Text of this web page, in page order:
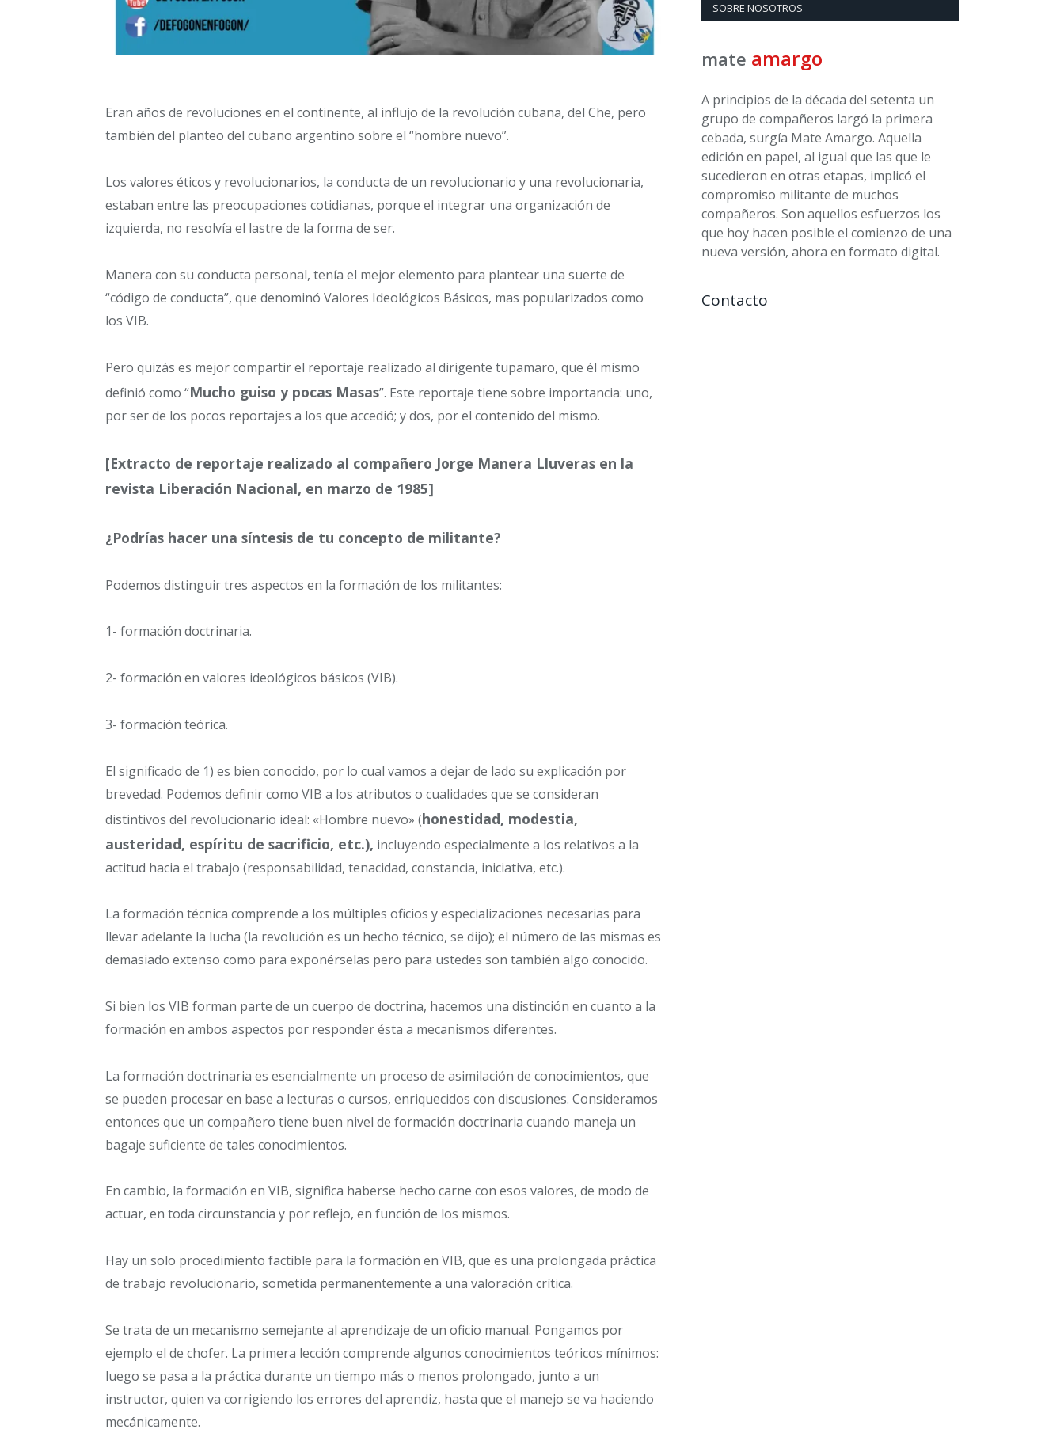
Eran años de revoluciones en el continente, al influjo de la revolución cubana, del Che, pero
también del planteo del cubano argentino sobre el “hombre nuevo”.
Los valores éticos y revolucionarios, la conducta de un revolucionario y una revolucionaria,
estaban entre las preocupaciones cotidianas, porque el integrar una organización de
izquierda, no resolvía el lastre de la forma de ser.
Manera con su conducta personal, tenía el mejor elemento para plantear una suerte de
“código de conducta”, que denominó Valores Ideológicos Básicos, mas popularizados como
los VIB.
Pero quizás es mejor compartir el reportaje realizado al dirigente tupamaro, que él mismo
definió como “Mucho guiso y pocas Masas”. Este reportaje tiene sobre importancia: uno,
por ser de los pocos reportajes a los que accedió; y dos, por el contenido del mismo.
[Extracto de reportaje realizado al compañero Jorge Manera Lluveras en la
revista Liberación Nacional, en marzo de 1985]
¿Podrías hacer una síntesis de tu concepto de militante?
Podemos distinguir tres aspectos en la formación de los militantes:
1- formación doctrinaria.
2- formación en valores ideológicos básicos (VIB).
3- formación teórica.
El significado de 1) es bien conocido, por lo cual vamos a dejar de lado su explicación por
brevedad. Podemos definir como VIB a los atributos o cualidades que se consideran
distintivos del revolucionario ideal: «Hombre nuevo» (honestidad, modestia,
austeridad, espíritu de sacrificio, etc.), incluyendo especialmente a los relativos a la
actitud hacia el trabajo (responsabilidad, tenacidad, constancia, iniciativa, etc.).
La formación técnica comprende a los múltiples oficios y especializaciones necesarias para
llevar adelante la lucha (la revolución es un hecho técnico, se dijo); el número de las mismas es
demasiado extenso como para exponérselas pero para ustedes son también algo conocido.
Si bien los VIB forman parte de un cuerpo de doctrina, hacemos una distinción en cuanto a la
formación en ambos aspectos por responder ésta a mecanismos diferentes.
La formación doctrinaria es esencialmente un proceso de asimilación de conocimientos, que
se pueden procesar en base a lecturas o cursos, enriquecidos con discusiones. Consideramos
entonces que un compañero tiene buen nivel de formación doctrinaria cuando maneja un
bagaje suficiente de tales conocimientos.
En cambio, la formación en VIB, significa haberse hecho carne con esos valores, de modo de
actuar, en toda circunstancia y por reflejo, en función de los mismos.
Hay un solo procedimiento factible para la formación en VIB, que es una prolongada práctica
de trabajo revolucionario, sometida permanentemente a una valoración crítica.
Se trata de un mecanismo semejante al aprendizaje de un oficio manual. Pongamos por
ejemplo el de chofer. La primera lección comprende algunos conocimientos teóricos mínimos:
luego se pasa a la práctica durante un tiempo más o menos prolongado, junto a un
instructor, quien va corrigiendo los errores del aprendiz, hasta que el manejo se va haciendo
mecánicamente.
SOBRE NOSOTROS
mate amargo
A principios de la década del setenta un
grupo de compañeros largó la primera
cebada, surgía Mate Amargo. Aquella
edición en papel, al igual que las que le
sucedieron en otras etapas, implicó el
compromiso militante de muchos
compañeros. Son aquellos esfuerzos los
que hoy hacen posible el comienzo de una
nueva versión, ahora en formato digital.
Contacto